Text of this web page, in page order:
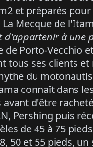
et préparés
Mecque de
d'appartenir à une
Porto-Vecchio
tous ses clients
du
connaît dans
d'être
Pershing puis
de 45 à 75
50 et 55 pieds,